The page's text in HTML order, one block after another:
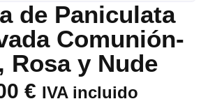
de Paniculata
Comunión-
Rosa y Nude
€ IVA incluido